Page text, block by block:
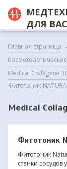
ДЛЯ ВАС
Главная страница
Medical Collagene
Фитотоник
Medical
Фитотоник
Фитотоник
стенки сосудов